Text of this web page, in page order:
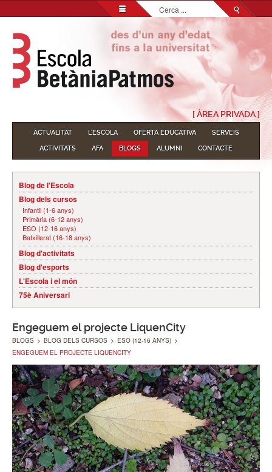
Cerca
...
[ ÀREA PRIVADA ]
ACTUALITAT L'ESCOLA OFERTA EDUCATIVA
SERVEIS
ACTIVITATS
AFA BLOGS ALUMNI CONTACTE
Blog de l'Escola
Blog dels cursos
Infantil (1-6 anys)
Primària (6-12 anys)
ESO (12-16 anys)
Batxillerat (16-18 anys)
Blog d'activitats
Blog d'esports
L'Escola i el món
75è Aniversari
Engeguem el projecte LiquenCity
BLOGS > BLOG DELS CURSOS > ESO (12-16 ANYS) >
ENGEGUEM EL PROJECTE LIQUENCITY